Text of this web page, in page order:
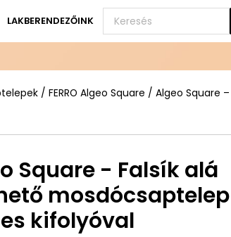
LAKBERENDEZŐINK
/ FERRO Algeo Square / Algeo Square –
Square - Falsík alá
mosdócsaptelep
kifolyóval